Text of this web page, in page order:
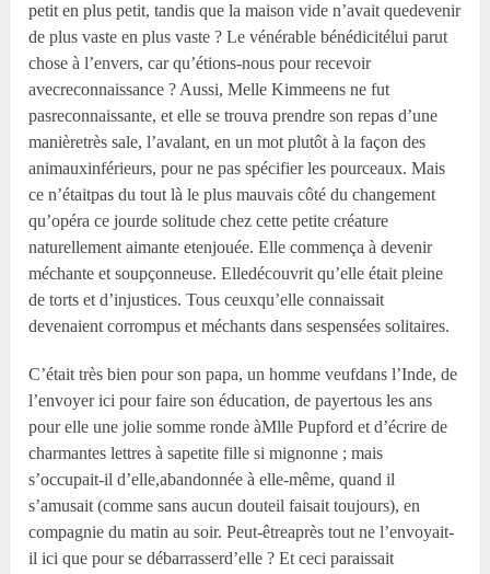
petit en plus petit, tandis que la maison vide n’avait quedevenir
de plus vaste en plus vaste ? Le vénérable bénédicitélui parut
chose à l’envers, car qu’étions-nous pour recevoir
avecreconnaissance ? Aussi, Melle Kimmeens ne fut
pasreconnaissante, et elle se trouva prendre son repas d’une
manièretrès sale, l’avalant, en un mot plutôt à la façon des
animauxinférieurs, pour ne pas spécifier les pourceaux. Mais
ce n’étaitpas du tout là le plus mauvais côté du changement
qu’opéra ce jourde solitude chez cette petite créature
naturellement aimante etenjouée. Elle commença à devenir
méchante et soupçonneuse. Elledécouvrit qu’elle était pleine
de torts et d’injustices. Tous ceuxqu’elle connaissait
devenaient corrompus et méchants dans sespensées solitaires.
C’était très bien pour son papa, un homme veufdans l’Inde, de
l’envoyer ici pour faire son éducation, de payertous les ans
pour elle une jolie somme ronde àMlle Pupford et d’écrire de
charmantes lettres à sapetite fille si mignonne ; mais
s’occupait-il d’elle,abandonnée à elle-même, quand il
s’amusait (comme sans aucun douteil faisait toujours), en
compagnie du matin au soir. Peut-êtreaprès tout ne l’envoyait-
il ici que pour se débarrasserd’elle ? Et ceci paraissait